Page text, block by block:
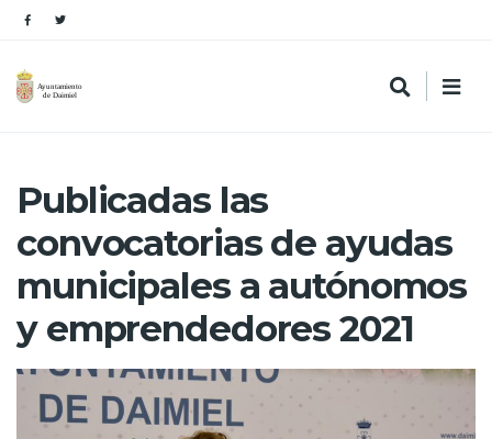
Publicadas las
convocatorias de ayudas
municipales a autónomos
y emprendedores 2021